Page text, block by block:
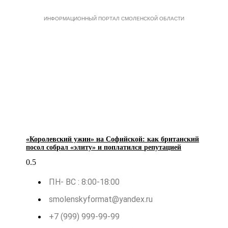
ИНФОРМАЦИОННЫЙ ПОРТАЛ СМОЛЕНСКОЙ ОБЛАСТИ
«Королевский ужин» на Софийской: как британский
посол собрал «элиту» и поплатился репутацией
ПН- ВС : 8:00-18:00
smolenskyformat@yandex.ru
+7 (999) 999-99-99